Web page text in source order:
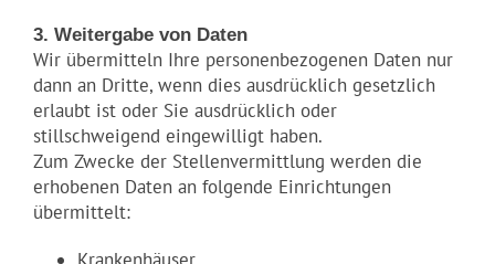
3. Weitergabe von Daten
Wir übermitteln Ihre personenbezogenen Daten nur
dann an Dritte, wenn dies ausdrücklich gesetzlich
erlaubt ist oder Sie ausdrücklich oder
stillschweigend eingewilligt haben.
Zum Zwecke der Stellenvermittlung werden die
erhobenen Daten an folgende Einrichtungen
übermittelt: